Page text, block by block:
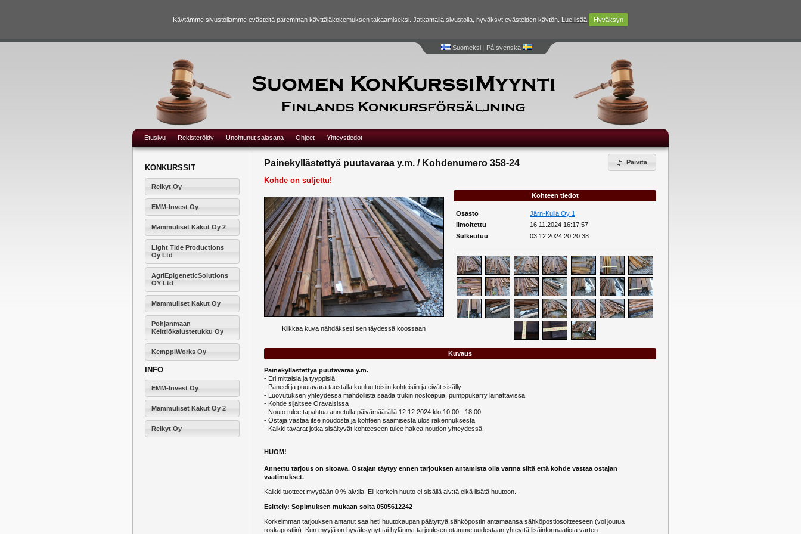
Käytämme sivustollamme evästeitä paremman käyttäjäkokemuksen takaamiseksi. Jatkamalla sivustolla, hyväksyt evästeiden käytön. Lue lisää Hyväksyn
Suomeksi| På svenska
Etusivu Rekisteröidy Unohtunut salasana Ohjeet Yhteystiedot
KONKURSSIT
Reikyt Oy
EMM-Invest Oy
Mammuliset Kakut Oy 2
Light Tide Productions
Oy Ltd
AgriEpigeneticSolutions
OY Ltd
Mammuliset Kakut Oy
Pohjanmaan
Keittiökalustetukku Oy
KemppiWorks Oy
INFO
EMM-Invest Oy
Mammuliset Kakut Oy 2
Reikyt Oy
Päivitä
Painekyllästettyä puutavaraa y.m. / Kohdenumero 358-24
Kohde on suljettu!
Klikkaa kuva nähdäksesi sen täydessä koossaan
Kohteen tiedot
Osasto
Järn-Kulla Oy 1
Ilmoitettu
16.11.2024 16:17:57
Sulkeutuu
03.12.2024 20:20:38
Kuvaus
Painekyllästettyä puutavaraa y.m.
- Eri mittaisia ja tyyppisiä
- Paneeli ja puutavara taustalla kuuluu toisiin kohteisiin ja eivät sisälly
- Luovutuksen yhteydessä mahdollista saada trukin nostoapua, pumppukärry lainattavissa
- Kohde sijaitsee Oravaisissa
- Nouto tulee tapahtua annetulla päivämäärällä 12.12.2024 klo.10:00 - 18:00
- Ostaja vastaa itse noudosta ja kohteen saamisesta ulos rakennuksesta
- Kaikki tavarat jotka sisältyvät kohteeseen tulee hakea noudon yhteydessä
HUOM!
Annettu tarjous on sitoava. Ostajan täytyy ennen tarjouksen antamista olla varma siitä että kohde vastaa ostajan
vaatimukset.
Kaikki tuotteet myydään 0 % alv:lla. Eli korkein huuto ei sisällä alv:tä eikä lisätä huutoon.
Esittely: Sopimuksen mukaan soita 0505612242
Korkeimman tarjouksen antanut saa heti huutokaupan päätyttyä sähköpostin antamaansa sähköpostiosoitteeseen (voi joutua
roskapostiin). Kun myyjä on hyväksynyt tai hylännyt tarjouksen otamme uudestaan yhteyttä lisäinformaatiota varten.